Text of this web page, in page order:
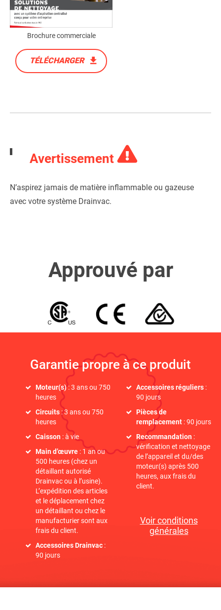
Brochure commerciale
TÉLÉCHARGER
Avertissement
N’aspirez jamais de matière inflammable ou gazeuse
avec votre système Drainvac.
Approuvé par
Garantie propre à ce produit
Moteur(s): 3 ans ou 750
heures
Circuits : 3 ans ou 750
heures
Caisson : à vie
Main d’œuvre : 1 an ou
500 heures (chez un
détaillant autorisé
Drainvac ou à l’usine).
L’expédition des articles
et le déplacement chez
un détaillant ou chez le
manufacturier sont aux
frais du client.
Accessoires Drainvac :
90 jours
Accessoires réguliers :
90 jours
Pièces de
remplacement : 90 jours
Recommandation :
vérification et nettoyage
de l’appareil et du/des
moteur(s) après 500
heures, aux frais du
client.
Voir conditions
générales